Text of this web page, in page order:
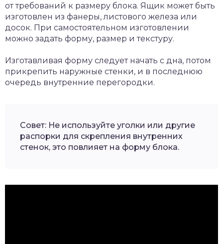
от требований к размеру блока. Ящик может быть
изготовлен из фанеры, листового железа или
досок. При самостоятельном изготовлении
можно задать форму, размер и текстуру.
Изготавливая форму следует начать с дна, потом
прикрепить наружные стенки, и в последнюю
очередь внутренние перегородки.
Совет: Не используйте уголки или другие
распорки для скрепления внутренних
стенок, это повлияет на форму блока.